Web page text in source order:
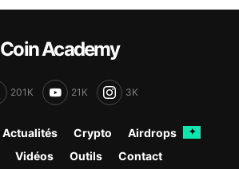
Coin Academy
201K 21K 3K
Actualités Crypto Airdrops ✦
Vidéos Outils Contact